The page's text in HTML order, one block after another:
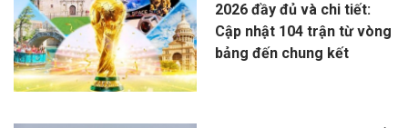
2026 đầy đủ và chi tiết:
Cập nhật 104 trận từ vòng
bảng đến chung kết